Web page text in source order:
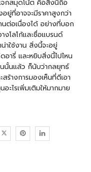
จกสมุดโน้ต คือสิ่งนี้ถือ
ยู่ที่อาจจะมีราคาสูงกว่า
นต่อเนื่องได้ อย่างที่บอก
งโลโก้และชื่อแบรนด์
าใช้งาน สิ่งนี้จะอยู่
อารี่ และหยิบสิ่งนี้ไปไหน
นนั้นแล้ว ก็นับว่ากลยุทธ์
ร้างการมองเห็นที่ดีเอา
ะไรเพิ่มเติมให้มากมาย